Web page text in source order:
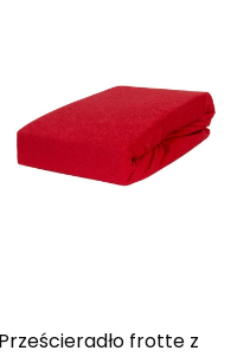
Prześcieradło frotte z